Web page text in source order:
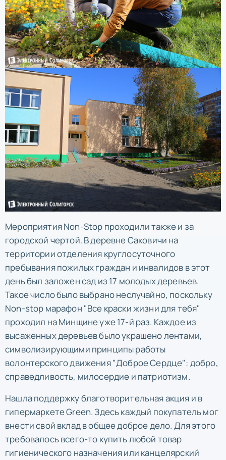
Мероприятия Non-Stop проходили также и за
городской чертой. В деревне Саковичи на
территории отделения круглосуточного
пребывания пожилых граждан и инвалидов в этот
день был заложен сад из 17 молодых деревьев.
Такое число было выбрано неслучайно, поскольку
Non-stop марафон "Все краски жизни для тебя"
проходил на Минщине уже 17-й раз. Каждое из
высаженных деревьев было украшено лентами,
символизирующими принципы работы
волонтерского движения "Доброе Сердце": добро,
справедливость, милосердие и патриотизм.
Нашла поддержку благотворительная акция и в
гипермаркете Green. Здесь каждый покупатель мог
внести свой вклад в общее доброе дело. Для этого
требовалось всего-то купить любой товар
гигиенического назначения или канцелярский